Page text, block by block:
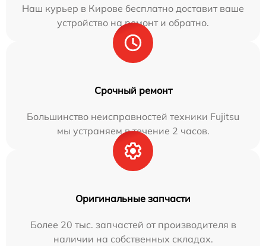
Наш курьер в Кирове бесплатно доставит ваше
устройство на ремонт и обратно.
Срочный ремонт
Большинство неисправностей техники Fujitsu
мы устраняем в течение 2 часов.
Оригинальные запчасти
Более 20 тыс. запчастей от производителя в
наличии на собственных складах.